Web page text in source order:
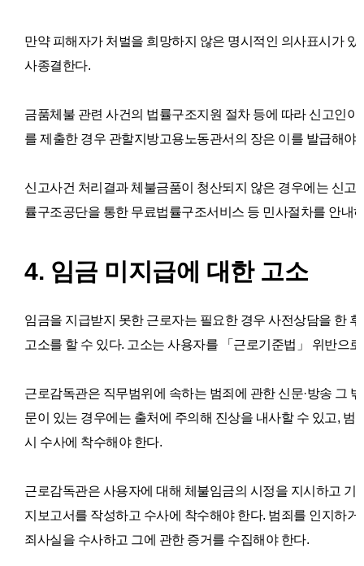
만약 피해자가 처벌을 희망하지 않은 명시적인 의사표시가
사종결한다.
금품체불 관련 사건의 법률구조지원 절차 등에 따라 신고인
를 제출한 경우 관할지방고용노동관서의 장은 이를 발급해야
신고사건 처리결과 체불금품이 청산되지 않은 경우에는 신
률구조공단을 통한 무료법률구조서비스 등 민사절차를 안내
4. 임금 미지급에 대한 고소
임금을 지급받지 못한 근로자는 필요한 경우 사전상담을 한
고소를 할 수 있다. 고소는 사용자를 「근로기준법」 위반으
근로감독관은 직무범위에 속하는 범죄에 관한 신문·방송 그
문이 있는 경우에는 출처에 주의해 진상을 내사할 수 있고, 범
시 수사에 착수해야 한다.
근로감독관은 사용자에 대해 체불임금의 시정을 지시하고 기
지보고서를 작성하고 수사에 착수해야 한다. 범죄를 인지하거
죄사실을 수사하고 그에 관한 증거를 수집해야 한다.